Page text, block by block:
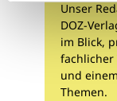
Unser
DOZ-
im Blick,
fachlicher
und
Themen.